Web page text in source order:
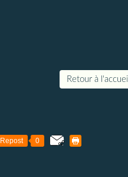
Retour à l'accueil
Repost 0